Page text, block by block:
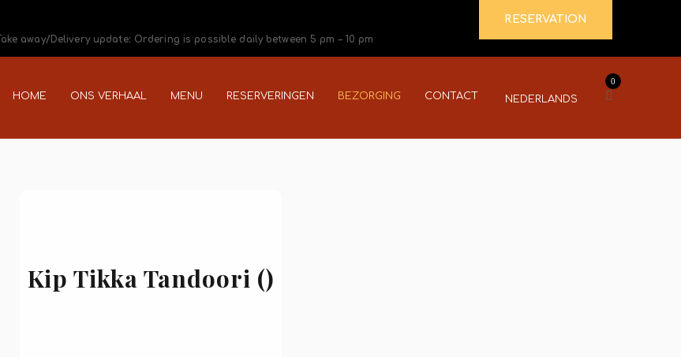
Take away/Delivery update: Ordering is possible daily between 5 pm – 10 pm
RESERVATION
0
HOME ONS VERHAAL MENU RESERVERINGEN BEZORGING CONTACT NEDERLANDS
Kip Tikka Tandoori ()